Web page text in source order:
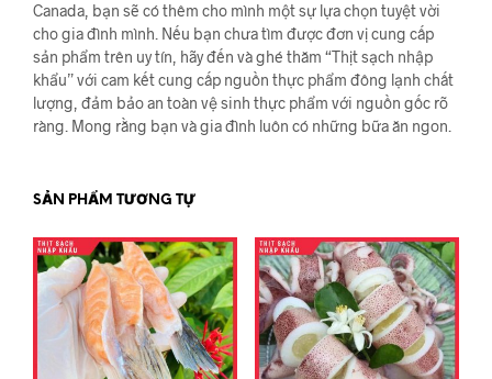
Canada, bạn sẽ có thêm cho mình một sự lựa chọn tuyệt vời
cho gia đình mình. Nếu bạn chưa tìm được đơn vị cung cấp
sản phẩm trên uy tín, hãy đến và ghé thăm “Thịt sạch nhập
khẩu” với cam kết cung cấp nguồn thực phẩm đông lạnh chất
lượng, đảm bảo an toàn vệ sinh thực phẩm với nguồn gốc rõ
ràng. Mong rằng bạn và gia đình luôn có những bữa ăn ngon.
SẢN PHẨM TƯƠNG TỰ